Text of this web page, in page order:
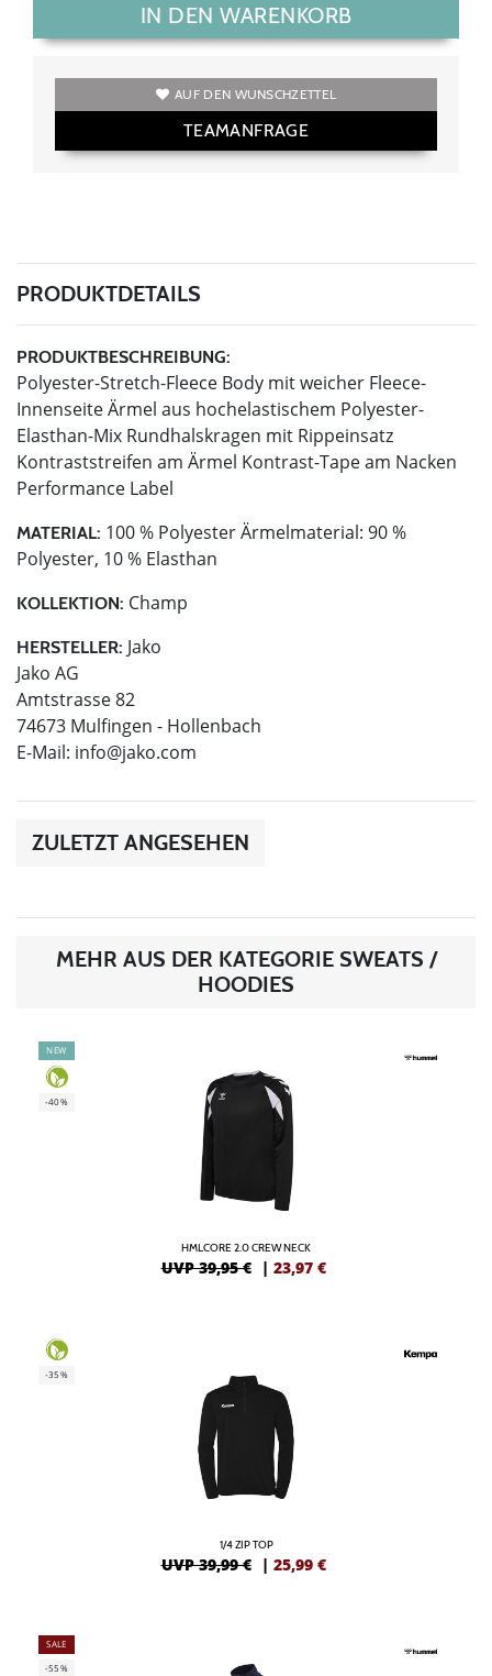
IN DEN WARENKORB
AUF DEN WUNSCHZETTEL
TEAMANFRAGE
PRODUKTDETAILS
PRODUKTBESCHREIBUNG:
Polyester-Stretch-Fleece Body mit weicher Fleece-
Innenseite Ärmel aus hochelastischem Polyester-
Elasthan-Mix Rundhalskragen mit Rippeinsatz
Kontraststreifen am Ärmel Kontrast-Tape am Nacken
Performance Label
MATERIAL: 100 % Polyester Ärmelmaterial: 90 %
Polyester, 10 % Elasthan
KOLLEKTION: Champ
HERSTELLER: Jako
Jako AG
Amtstrasse 82
74673 Mulfingen - Hollenbach
E-Mail: info@jako.com
ZULETZT ANGESEHEN
MEHR AUS DER KATEGORIE SWEATS /
HOODIES
NEW
-40%
HMLCORE 2.0 CREW NECK
UVP 39,95 € | 23,97 €
-35%
1/4 ZIP TOP
UVP 39,99 € | 25,99 €
SALE
-55%